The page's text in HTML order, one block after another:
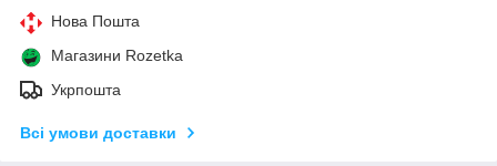
Нова Пошта
Магазини Rozetka
Укрпошта
Всі умови доставки